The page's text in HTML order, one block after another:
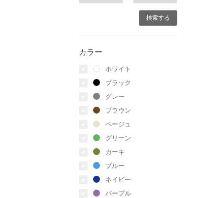
カラー
ホワイト
ブラック
グレー
ブラウン
ベージュ
グリーン
カーキ
ブルー
ネイビー
パープル